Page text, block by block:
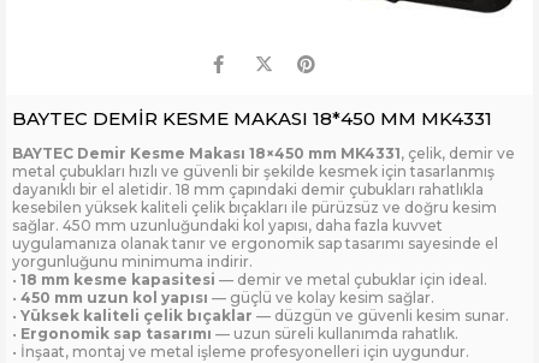
BAYTEC DEMİR KESME MAKASI 18*450 MM MK4331
BAYTEC Demir Kesme Makası 18×450 mm MK4331, çelik, demir ve
metal çubukları hızlı ve güvenli bir şekilde kesmek için tasarlanmış
dayanıklı bir el aletidir. 18 mm çapındaki demir çubukları rahatlıkla
kesebilen yüksek kaliteli çelik bıçakları ile pürüzsüz ve doğru kesim
sağlar. 450 mm uzunluğundaki kol yapısı, daha fazla kuvvet
uygulamanıza olanak tanır ve ergonomik sap tasarımı sayesinde el
yorgunluğunu minimuma indirir.
• 18 mm kesme kapasitesi — demir ve metal çubuklar için ideal.
• 450 mm uzun kol yapısı — güçlü ve kolay kesim sağlar.
• Yüksek kaliteli çelik bıçaklar — düzgün ve güvenli kesim sunar.
• Ergonomik sap tasarımı — uzun süreli kullanımda rahatlık.
• İnşaat, montaj ve metal işleme profesyonelleri için uygundur.